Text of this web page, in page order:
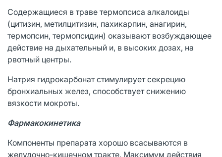
Содержащиеся в траве термопсиса алкалоиды
(цитизин, метилцитизин, пахикарпин, анагирин,
термопсин, термопсидин) оказывают возбуждающее
действие на дыхательный и, в высоких дозах, на
рвотный центры.
Натрия гидрокарбонат стимулирует секрецию
бронхиальных желез, способствует снижению
вязкости мокроты.
Фармакокинетика
Компоненты препарата хорошо всасываются в
желудочно-кишечном тракте. Максимум действия